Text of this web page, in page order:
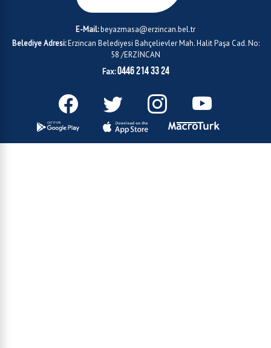
E-Mail:beyazmasa@erzincan.bel.tr
Belediye Adresi:Erzincan Belediyesi Bahçelievler Mah. Halit Paşa Cad. No:
58 /ERZİNCAN
Fax:0446 214 33 24